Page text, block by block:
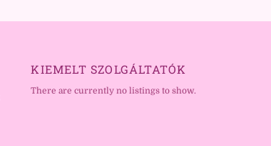
KIEMELT SZOLGÁLTATÓK
There are currently no listings to show.